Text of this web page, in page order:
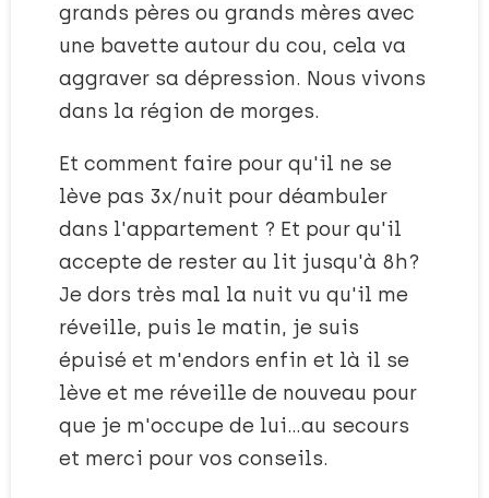
grands pères ou grands mères avec
une bavette autour du cou, cela va
aggraver sa dépression. Nous vivons
dans la région de morges.
Et comment faire pour qu'il ne se
lève pas 3x/nuit pour déambuler
dans l'appartement ? Et pour qu'il
accepte de rester au lit jusqu'à 8h?
Je dors très mal la nuit vu qu'il me
réveille, puis le matin, je suis
épuisé et m'endors enfin et là il se
lève et me réveille de nouveau pour
que je m'occupe de lui…au secours
et merci pour vos conseils.